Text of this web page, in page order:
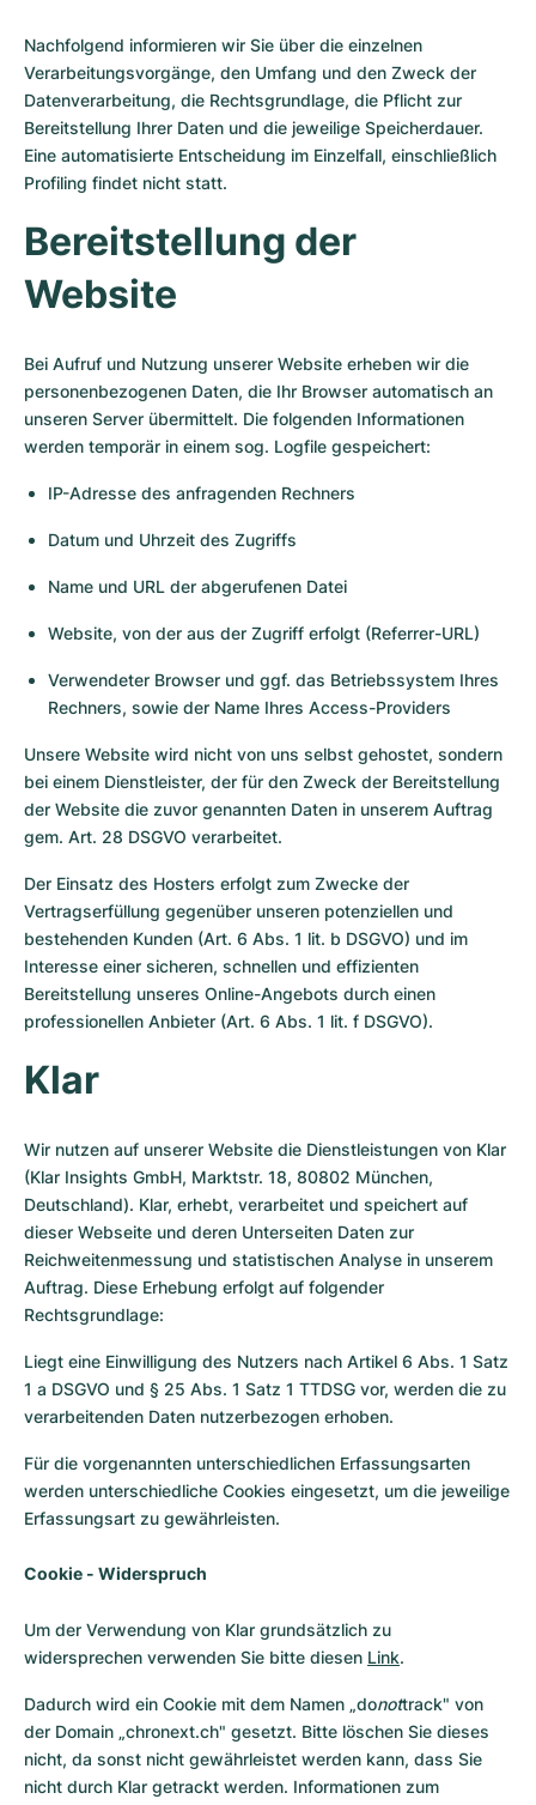
Nachfolgend informieren wir Sie über die einzelnen
Verarbeitungsvorgänge, den Umfang und den Zweck der
Datenverarbeitung, die Rechtsgrundlage, die Pflicht zur
Bereitstellung Ihrer Daten und die jeweilige Speicherdauer.
Eine automatisierte Entscheidung im Einzelfall, einschließlich
Profiling findet nicht statt.
Bereitstellung der
Website
Bei Aufruf und Nutzung unserer Website erheben wir die
personenbezogenen Daten, die Ihr Browser automatisch an
unseren Server übermittelt. Die folgenden Informationen
werden temporär in einem sog. Logfile gespeichert:
IP-Adresse des anfragenden Rechners
Datum und Uhrzeit des Zugriffs
Name und URL der abgerufenen Datei
Website, von der aus der Zugriff erfolgt (Referrer-URL)
Verwendeter Browser und ggf. das Betriebssystem Ihres
Rechners, sowie der Name Ihres Access-Providers
Unsere Website wird nicht von uns selbst gehostet, sondern
bei einem Dienstleister, der für den Zweck der Bereitstellung
der Website die zuvor genannten Daten in unserem Auftrag
gem. Art. 28 DSGVO verarbeitet.
Der Einsatz des Hosters erfolgt zum Zwecke der
Vertragserfüllung gegenüber unseren potenziellen und
bestehenden Kunden (Art. 6 Abs. 1 lit. b DSGVO) und im
Interesse einer sicheren, schnellen und effizienten
Bereitstellung unseres Online-Angebots durch einen
professionellen Anbieter (Art. 6 Abs. 1 lit. f DSGVO).
Klar
Wir nutzen auf unserer Website die Dienstleistungen von Klar
(Klar Insights GmbH, Marktstr. 18, 80802 München,
Deutschland). Klar, erhebt, verarbeitet und speichert auf
dieser Webseite und deren Unterseiten Daten zur
Reichweitenmessung und statistischen Analyse in unserem
Auftrag. Diese Erhebung erfolgt auf folgender
Rechtsgrundlage:
Liegt eine Einwilligung des Nutzers nach Artikel 6 Abs. 1 Satz
1 a DSGVO und § 25 Abs. 1 Satz 1 TTDSG vor, werden die zu
verarbeitenden Daten nutzerbezogen erhoben.
Für die vorgenannten unterschiedlichen Erfassungsarten
werden unterschiedliche Cookies eingesetzt, um die jeweilige
Erfassungsart zu gewährleisten.
Cookie - Widerspruch
Um der Verwendung von Klar grundsätzlich zu
widersprechen verwenden Sie bitte diesen Link.
Dadurch wird ein Cookie mit dem Namen „donottrack" von
der Domain „chronext.ch" gesetzt. Bitte löschen Sie dieses
nicht, da sonst nicht gewährleistet werden kann, dass Sie
nicht durch Klar getrackt werden. Informationen zum